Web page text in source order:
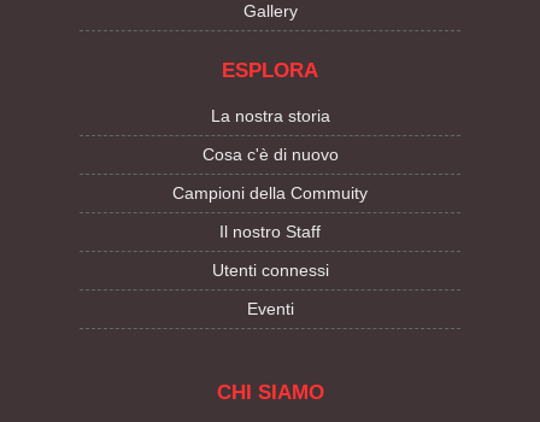
Gallery
ESPLORA
La nostra storia
Cosa c'è di nuovo
Campioni della Commuity
Il nostro Staff
Utenti connessi
Eventi
CHI SIAMO